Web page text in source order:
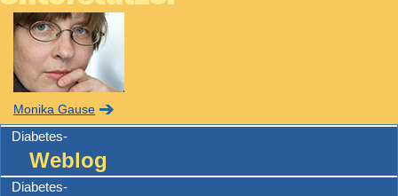
Monika Gause
Diabetes-
Weblog
Diabetes-